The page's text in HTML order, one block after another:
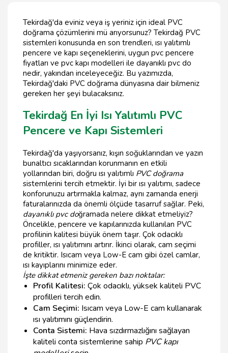
Tekirdağ'da eviniz veya iş yeriniz için ideal PVC
doğrama çözümlerini mü arıyorsunuz? Tekirdağ PVC
sistemleri konusunda en son trendleri, ısı yalıtımlı
pencere ve kapı seçeneklerini, uygun pvc pencere
fiyatları ve pvc kapı modelleri ile dayanıklı pvc do
nedir, yakından inceleyeceğiz. Bu yazımızda,
Tekirdağ'daki PVC doğrama dünyasına dair bilmeniz
gereken her şeyi bulacaksınız.
Tekirdağ En İyi Isı Yalıtımlı PVC
Pencere ve Kapı Sistemleri
Tekirdağ'da yaşıyorsanız, kışın soğuklarından ve yazın
bunaltıcı sıcaklarından korunmanın en etkili
yollarından biri, doğru ısı yalıtımlı PVC doğrama
sistemlerini tercih etmektir. İyi bir ısı yalıtımı, sadece
konforunuzu artırmakla kalmaz, aynı zamanda enerji
faturalarınızda da önemli ölçüde tasarruf sağlar. Peki,
dayanıklı pvc doğramada nelere dikkat etmeliyiz?
Öncelikle, pencere ve kapılarınızda kullanılan PVC
profilinin kalitesi büyük önem taşır. Çok odacıklı
profiller, ısı yalıtımını artırır. İkinci olarak, cam seçimi
de kritiktir. Isıcam veya Low-E cam gibi özel camlar,
ısı kayıplarını minimize eder.
İşte dikkat etmeniz gereken bazı noktalar:
Profil Kalitesi: Çok odacıklı, yüksek kaliteli PVC
profilleri tercih edin.
Cam Seçimi: Isıcam veya Low-E cam kullanarak
ısı yalıtımını güçlendirin.
Conta Sistemi: Hava sızdırmazlığını sağlayan
kaliteli conta sistemlerine sahip PVC kapı